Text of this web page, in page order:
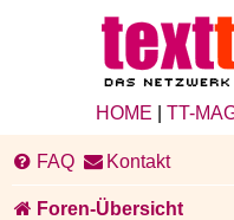
HOME TT-
FAQ Kontakt
Foren-Übersicht